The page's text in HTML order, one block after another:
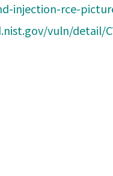
injection-rce-
vuln/detail/